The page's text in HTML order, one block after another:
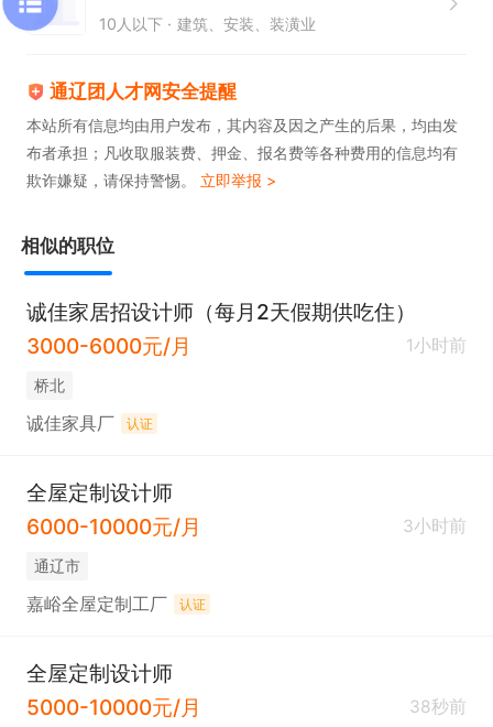
10人以下 建筑、安装、装潢业
通辽团人才网安全提醒
本站所有信息均由用户发布，其内容及因之产生的后果，均由发
布者承担；凡收取服装费、押金、报名费等各种费用的信息均有
欺诈嫌疑，请保持警惕。 立即举报 >
相似的职位
诚佳家居招设计师（每月2天假期供吃住）
3000-6000元/月
1小时前
桥北
诚佳家具厂 认证
全屋定制设计师
6000-10000元/月
3小时前
通辽市
嘉峪全屋定制工厂 认证
全屋定制设计师
5000-10000元/月
38秒前